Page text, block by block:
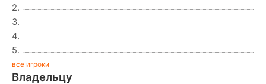
2.
3.
4.
5.
все игроки
Владельцу